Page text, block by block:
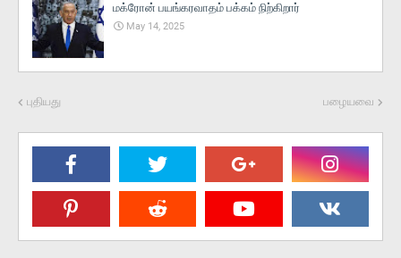
மக்ரோன் பயங்கரவாதம் பக்கம் நிற்கிறார்
May 14, 2025
புதியது பழையவை